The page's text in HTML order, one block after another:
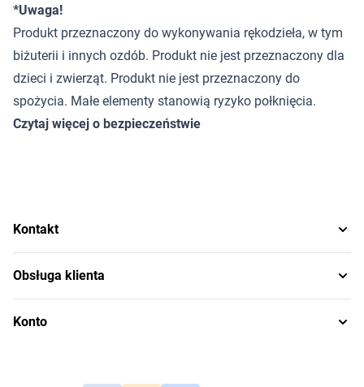
*Uwaga!
Produkt przeznaczony do wykonywania rękodzieła, w tym
biżuterii i innych ozdób. Produkt nie jest przeznaczony dla
dzieci i zwierząt. Produkt nie jest przeznaczony do
spożycia. Małe elementy stanowią ryzyko połknięcia.
Czytaj więcej o bezpieczeństwie
Kontakt
Obsługa klienta
Konto